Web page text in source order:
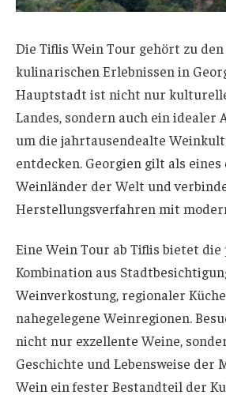
Die Tiflis Wein Tour gehört zu
kulinarischen Erlebnissen in
Hauptstadt ist nicht nur
Landes, sondern auch ein idealer
um die jahrtausendealte
entdecken. Georgien gilt als
Weinländer der Welt und
Herstellungsverfahren mit
Eine Wein Tour ab Tiflis bietet
Kombination aus
Weinverkostung, regionaler
nahegelegene Weinregionen.
nicht nur exzellente Weine,
Geschichte und Lebensweise der
Wein ein fester Bestandteil der